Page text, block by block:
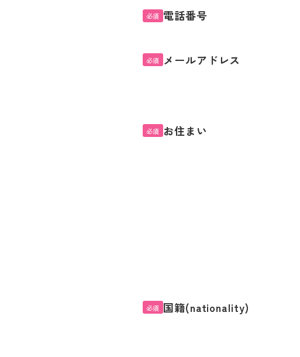
必須 電話番号
必須 メールアドレス
必須 お住まい
必須 国籍(nationality)